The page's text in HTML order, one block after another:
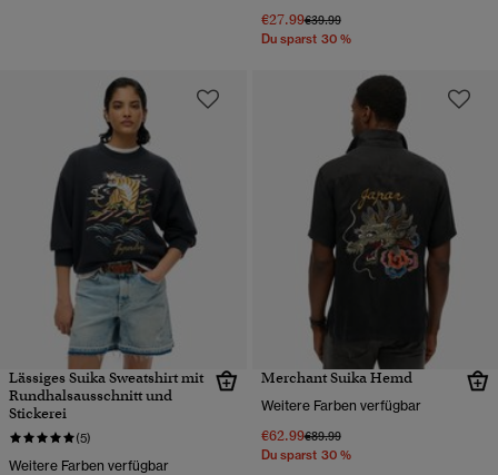
€27.99Preis wurde reduziert von
€39.99bis
Du sparst 30 %
Lässiges Suika Sweatshirt mit
Rundhalsausschnitt und
Stickerei
(5)
Weitere Farben verfügbar
Merchant Suika Hemd
Weitere Farben verfügbar
€62.99Preis wurde reduziert von
€89.99bis
Du sparst 30 %